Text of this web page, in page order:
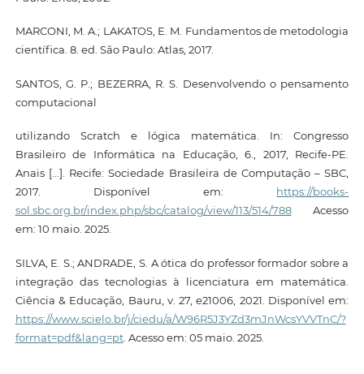
MARCONI, M. A.; LAKATOS, E. M. Fundamentos de metodologia
científica. 8. ed. São Paulo: Atlas, 2017.
SANTOS, G. P.; BEZERRA, R. S. Desenvolvendo o pensamento
computacional
utilizando Scratch e lógica matemática. In: Congresso
Brasileiro de Informática na Educação, 6., 2017, Recife-PE.
Anais [...]. Recife: Sociedade Brasileira de Computação – SBC,
2017. Disponível em: https://books-
sol.sbc.org.br/index.php/sbc/catalog/view/113/514/788Acesso
em: 10 maio. 2025.
SILVA, E. S.; ANDRADE, S. A ótica do professor formador sobre a
integração das tecnologias à licenciatura em matemática.
Ciência & Educação, Bauru, v. 27, e21006, 2021. Disponível em:
https://www.scielo.br/j/ciedu/a/W96R5J3YZd3mJnWcsYVVTnC/?
format=pdf&lang=pt. Acesso em: 05 maio. 2025.